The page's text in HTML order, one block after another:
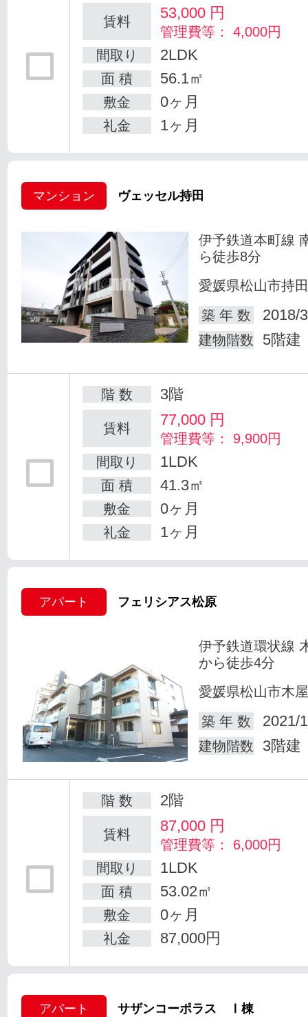
賃料 53,000 円
管理費等： 4,000円
間取り
2LDK
面 積 56.1㎡
敷金 0ヶ月
礼金 1ヶ月
マンション ヴェッセル持田
伊予鉄道本町線
ら徒歩8分
愛媛県松山市持
築 年 数
2018/
建物階数 5階建
階 数 3階
賃料 77,000 円
管理費等： 9,900円
間取り
1LDK
面 積 41.3㎡
敷金 0ヶ月
礼金 1ヶ月
アパート フェリシアス松原
伊予鉄道環状線
から徒歩4分
愛媛県松山市木
築 年 数
2021/
建物階数 3階建
階 数 2階
賃料 87,000 円
管理費等： 6,000円
間取り
1LDK
面 積 53.02㎡
敷金 0ヶ月
礼金 87,000円
アパート サザンコーポラス Ⅰ棟